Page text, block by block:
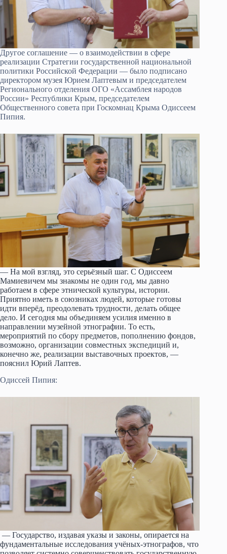
Другое соглашение — о взаимодействии в сфере
реализации Стратегии государственной национальной
политики Российской Федерации — было подписано
директором музея Юрием Лаптевым и председателем
Регионального отделения ОГО «Ассамблея народов
России» Республики Крым, председателем
Общественного совета при Госкомнац Крыма Одиссеем
Пипия.
— На мой взгляд, это серьёзный шаг. С Одиссеем
Мамиевичем мы знакомы не один год, мы давно
работаем в сфере этнической культуры, истории.
Приятно иметь в союзниках людей, которые готовы
идти вперёд, преодолевать трудности, делать общее
дело. И сегодня мы объединяем усилия именно в
направлении музейной этнографии. То есть,
мероприятий по сбору предметов, пополнению фондов,
возможно, организации совместных экспедиций и,
конечно же, реализации выставочных проектов, —
пояснил Юрий Лаптев.
Одиссей Пипия:
— Государство, издавая указы и законы, опирается на
фундаментальные исследования учёных-этнографов, что